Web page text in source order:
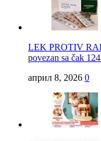
LEK PROTIV
povezan sa čak
април 8, 2026 0